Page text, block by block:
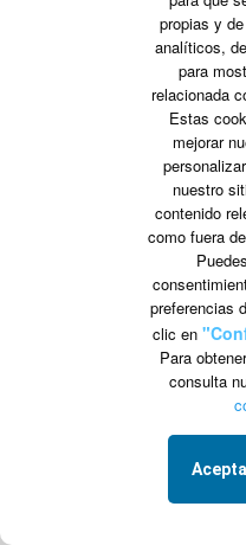
Vuelos baratos a España
Vuelos baratos a Perú
Vuelos baratos a
|
Precios encontrados
Protección de
C/ Marie Curie 5 Edificio Alpha
propias y
analíticos,
para
relacionada
Estas
mejorar
nuestro
contenido
como fuera
preferencias
clic en
Para
consulta